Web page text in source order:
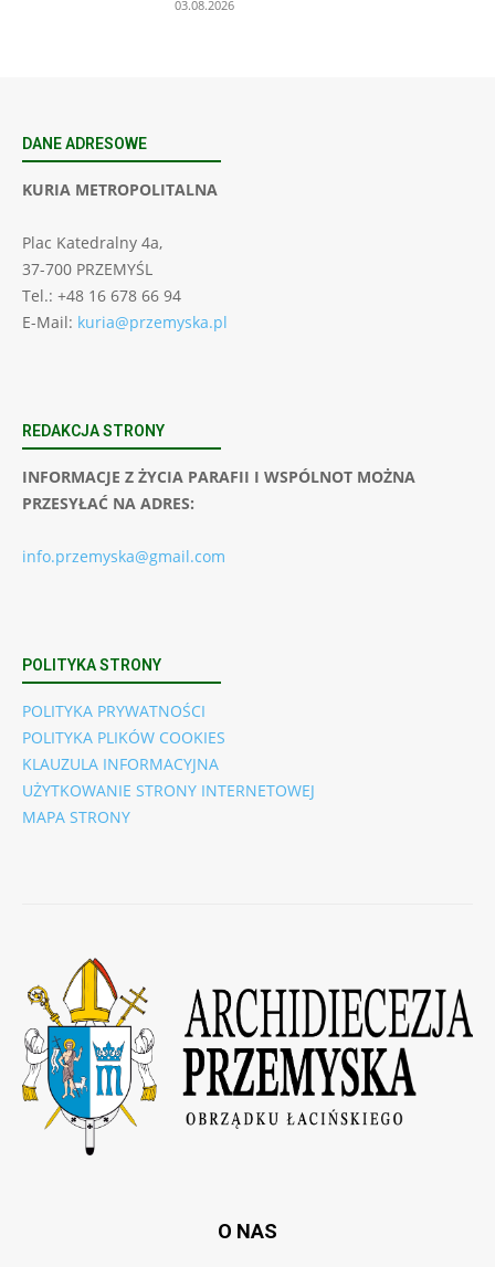
03.08.2026
DANE ADRESOWE
KURIA METROPOLITALNA
Plac Katedralny 4a,
37-700 PRZEMYŚL
Tel.: +48 16 678 66 94
E-Mail: kuria@przemyska.pl
REDAKCJA STRONY
INFORMACJE Z ŻYCIA PARAFII I WSPÓLNOT MOŻNA
PRZESYŁAĆ NA ADRES:
info.przemyska@gmail.com
POLITYKA STRONY
POLITYKA PRYWATNOŚCI
POLITYKA PLIKÓW COOKIES
KLAUZULA INFORMACYJNA
UŻYTKOWANIE STRONY INTERNETOWEJ
MAPA STRONY
O NAS